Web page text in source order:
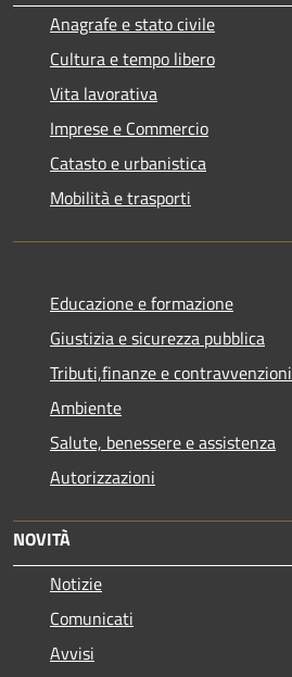
Anagrafe e stato civile
Cultura e tempo libero
Vita lavorativa
Imprese e Commercio
Catasto e urbanistica
Mobilità e trasporti
Educazione e formazione
Giustizia e sicurezza pubblica
Tributi,finanze e contravvenzioni
Ambiente
Salute, benessere e assistenza
Autorizzazioni
NOVITÀ
Notizie
Comunicati
Avvisi